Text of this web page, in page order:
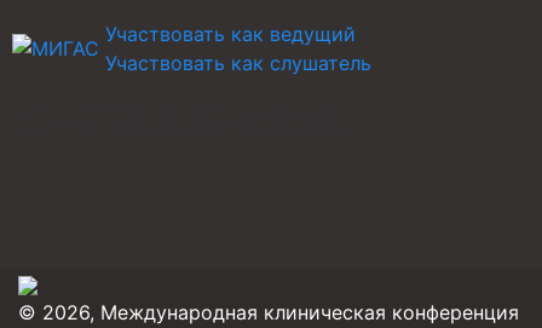
Участвовать как ведущий
Участвовать как слушатель
© 2026, Международная клиническая конференция